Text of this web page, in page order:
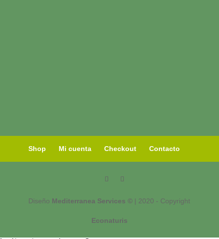
Shop Mi cuenta Checkout Contacto
Diseño Mediterranea Services © | 2020 - Copyright
Econaturis